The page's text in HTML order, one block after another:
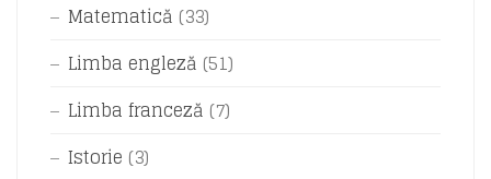
Matematică (33)
Limba engleză (51)
Limba franceză (7)
Istorie (3)